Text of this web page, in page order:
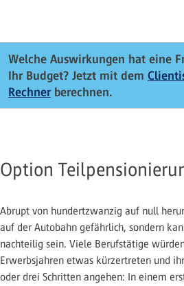
Welche Auswirkungen hat eine
Ihr Budget? Jetzt mit dem
Rechnerberechnen.
Option
Abrupt von hundertzwanzig auf null
auf der Autobahn gefährlich, sondern
nachteilig sein. Viele Berufstätige
Erwerbsjahren etwas kürzertreten und
oder drei Schritten angehen: In einem